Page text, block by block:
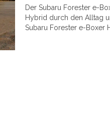
Der Subaru Forester e-
Hybrid durch den Alltag
Subaru Forester e-Boxer